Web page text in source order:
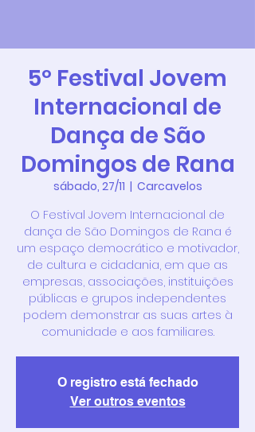
5º Festival Jovem
Internacional de
Dança de São
Domingos de Rana
sábado, 27/11
  |
Carcavelos
O Festival Jovem Internacional de
dança de São Domingos de Rana é
um espaço democrático e motivador,
de cultura e cidadania, em que as
empresas, associações, instituições
públicas e grupos independentes
podem demonstrar as suas artes à
comunidade e aos familiares.
O registro está fechado
Ver outros eventos